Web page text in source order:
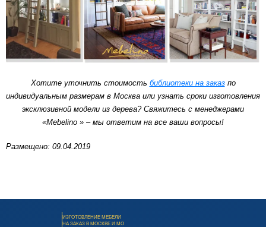
Хотите уточнить стоимость библиотеки на заказпо
индивидуальным размерам в Москва или узнать сроки изготовления
эксклюзивной модели из дерева? Свяжитесь с менеджерами
«Mebelino » – мы ответим на все ваши вопросы!
Размещено: 09.04.2019
ИЗГОТОВЛЕНИЕ МЕБЕЛИ
НА ЗАКАЗ В МОСКВЕ И МО